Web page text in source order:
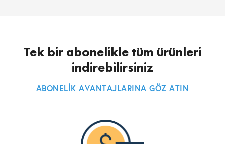
Tek bir abonelikle tüm ürünleri
indirebilirsiniz
ABONELİK AVANTAJLARINA GÖZ ATIN